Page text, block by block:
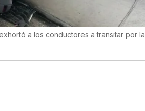
a los conductores a transitar por la